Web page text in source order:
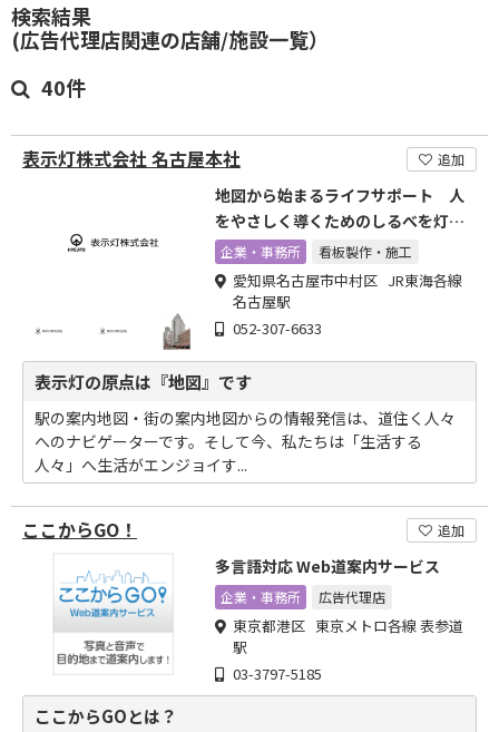
検索結果
(広告代理店関連の店舗/施設一覧）
40件
表示灯株式会社 名古屋本社 追加
地図から始まるライフサポート 人
をやさしく導くためのしるべを灯す
会社
企業・事務所 看板製作・施工
愛知県名古屋市中村区 JR東海各線
名古屋駅
052-307-6633
表示灯の原点は『地図』です
駅の案内地図・街の案内地図からの情報発信は、道住く人々
へのナビゲーターです。そして今、私たちは「生活する
人々」へ生活がエンジョイす...
ここからGO！ 追加
多言語対応 Web道案内サービス
企業・事務所 広告代理店
東京都港区 東京メトロ各線 表参道
駅
03-3797-5185
ここからGOとは？